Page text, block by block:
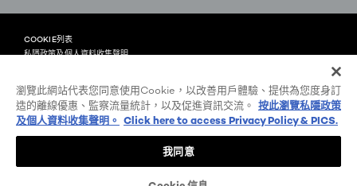
立即購買
-zh
COOKIE列表
私隱政策及個人資料收集聲明
@ 2026 L'Oréal Paris
瀏覽此網站代表您同意使用Cookie，以改善用戶體驗、提供為您度身訂
造的離線優惠、監察流量統計，以及促進資訊交流。 按此瀏覽私隱政策
及個人資料收集聲明。 Click here to access Privacy Policy & PICS.
我同意